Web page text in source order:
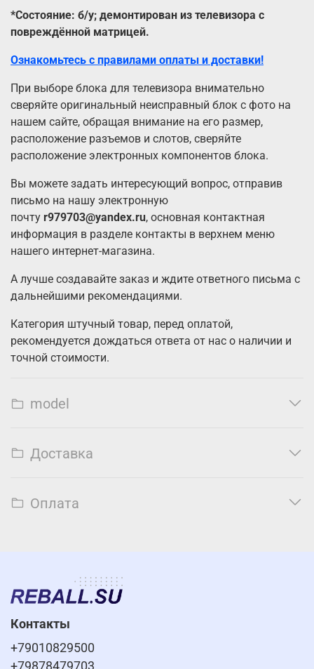
*Состояние: б/у; демонтирован из телевизора с
повреждённой матрицей.
Ознакомьтесь с правилами оплаты и доставки!
При выборе блока для телевизора внимательно
сверяйте оригинальный неисправный блок с фото на
нашем сайте, обращая внимание на его размер,
расположение разъемов и слотов, сверяйте
расположение электронных компонентов блока.
Вы можете задать интересующий вопрос, отправив
письмо на нашу электронную
почту r979703@yandex.ru, основная контактная
информация в разделе контакты в верхнем меню
нашего интернет-магазина.
А лучше создавайте заказ и ждите ответного письма с
дальнейшими рекомендациями.
Категория штучный товар, перед оплатой,
рекомендуется дождаться ответа от нас о наличии и
точной стоимости.
model
Доставка
Оплата
Контакты
+79010829500
+79878479703